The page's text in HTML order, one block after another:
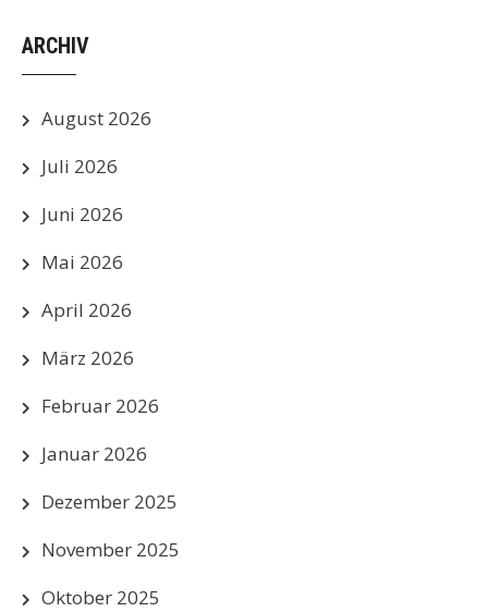
ARCHIV
August 2026
Juli 2026
Juni 2026
Mai 2026
April 2026
März 2026
Februar 2026
Januar 2026
Dezember 2025
November 2025
Oktober 2025